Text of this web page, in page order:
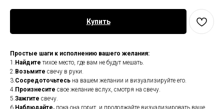
Купить
Простые шаги к исполнению вашего желания:
1. Найдите тихое место, где вам не будут мешать.
2. Возьмите свечу в руки.
3.Сосредоточьтесь на вашем желании и визуализируйте его.
4. Произнесите свое желание вслух, смотря на свечу.
5.Зажгите свечу.